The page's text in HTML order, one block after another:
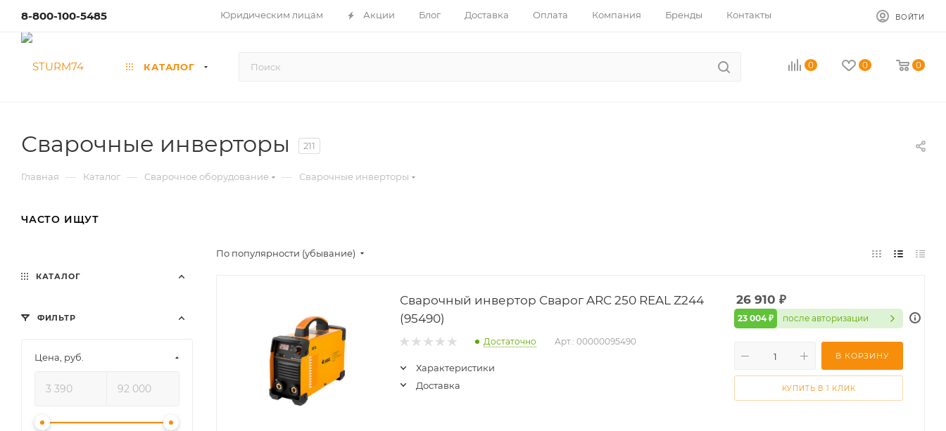
8-800-100-5485 Юридическим лицам Акции Блог Доставка Оплата Компания Бренды Контакты ВОЙТИ
КАТАЛОГ 0 0 0
Сварочные инверторы 211
Главная — Каталог — Сварочное оборудование — Сварочные инверторы
ЧАСТО ИЩУТ
По популярности (убывание)
Сварочный инвертор Сварог ARC 250 REAL Z244
(95490)
Достаточно Арт.: 00000095490
Характеристики
Доставка
26 910 ₽
23 004 ₽ после авторизации
В КОРЗИНУ
КУПИТЬ В 1 КЛИК
КАТАЛОГ
ФИЛЬТР
Цена, руб.